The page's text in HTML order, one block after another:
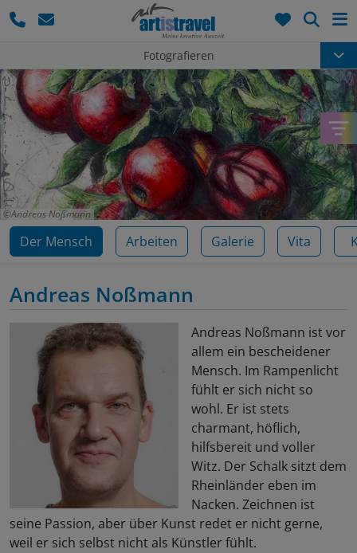
Fotografieren
Andreas Noßmann
Der Mensch Arbeiten Galerie Vita
Andreas Noßmann
Andreas Noßmann ist vor
allem ein bescheidener
Mensch. Im Rampenlicht
fühlt er sich nicht so
wohl. Er ist stets
charmant, höflich,
hilfsbereit und voller
Witz. Der Schalk sitzt dem
Rheinländer eben im
Nacken. Zeichnen ist
seine Passion, aber über Kunst redet er nicht gerne,
weil er sich selbst nicht als Künstler fühlt.